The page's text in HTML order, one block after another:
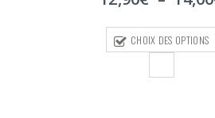
CHOIX DES OPTIONS